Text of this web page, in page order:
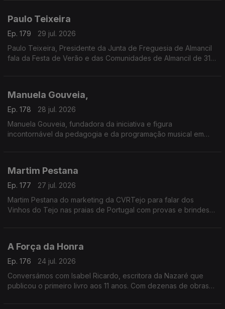
Paulo Teixeira
Ep. 179
29 jul. 2026
Paulo Teixeira, Presidente da Junta de Freguesia de Almancil
fala da Festa de Verão e das Comunidades de Almancil de 31
A entrada é gratuita e as portas abrem todos os dias às 18h00.
Manuela Gouveia,
Ep. 178
28 jul. 2026
Manuela Gouveia, fundadora da iniciativa e figura
incontornável da pedagogia e da programação musical em
referência nacional e internacional na formação e
apresentação pianística.
Martim Pestana
Ep. 177
27 jul. 2026
Martim Pestana do marketing da CVRTejo para falar dos
Vinhos do Tejo nas praias de Portugal com provas e brindes
A Força da Honra
Ep. 176
24 jul. 2026
Conversámos com Isabel Ricardo, escritora da Nazaré que
publicou o primeiro livro aos 11 anos. Com dezenas de obras